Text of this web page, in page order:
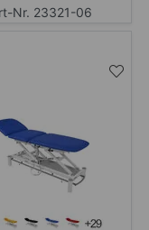
Nr. 23321-06